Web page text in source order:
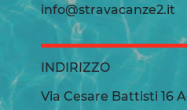
info@stravacanze2.it
INDIRIZZO
Via Cesare Battisti 16